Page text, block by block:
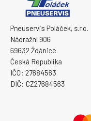
Pneuservis Poláček, s.r.o.
Nádražní 906
69632 Ždánice
Česká Republika
IČO: 27684563
DIČ: CZ27684563